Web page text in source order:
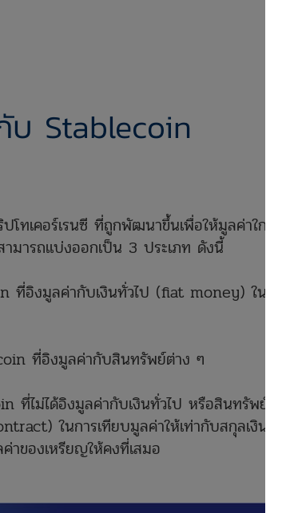
บ Stablecoin
ทเคอร์เรนซี ที่ถูกพัฒนาขึ้นเพื่อให้มูลค่าใกล้เคียง
มารถแบ่งออกเป็น 3 ประเภท ดังนี้
อิงมูลค่ากับเงินทั่วไป (fiat money) ใน
ที่อิงมูลค่ากับสินทรัพย์ต่าง ๆ
ม่ได้อิงมูลค่ากับเงินทั่วไป หรือสินทรัพย์ใด ๆ
ในการเทียบมูลค่าให้เท่ากับสกุลเงินตรา
ของเหรียญให้คงที่เสมอ